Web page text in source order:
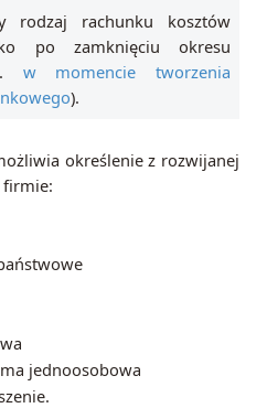
rodzaj rachunku kosztów
po zamknięciu okresu
w momencie tworzenia
).
określenie z rozwijanej
firmie:
jednoosobowa